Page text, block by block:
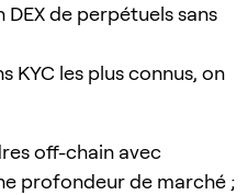
de perpétuels sans
KYC les plus connus, on
off-chain avec
profondeur de marché ;